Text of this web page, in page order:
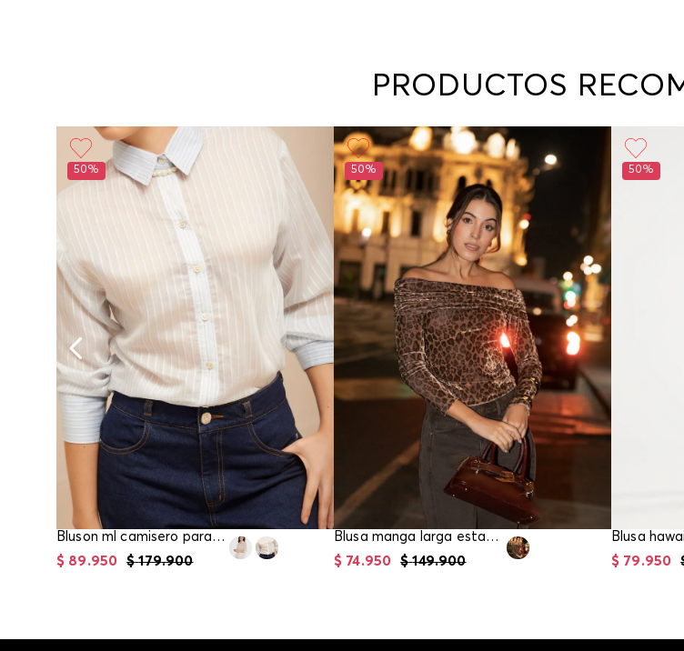
PRODUCTOS
50%
Bluson ml camisero para mujer
$ 179.900
$ 89.950
50%
Blusa manga larga estampada para mujer
$ 149.900
$ 74.950
50%
$ 79.950